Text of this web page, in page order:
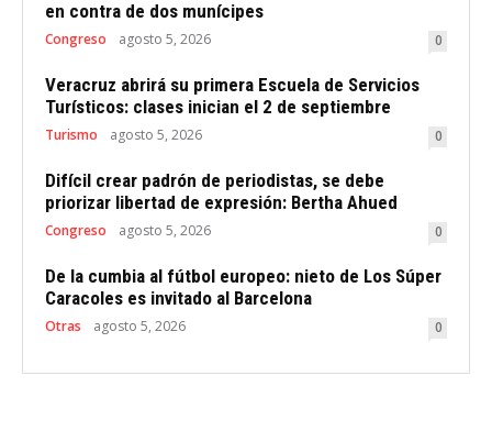
en contra de dos munícipes
Congreso agosto 5, 2026 0
Veracruz abrirá su primera Escuela de Servicios
Turísticos: clases inician el 2 de septiembre
Turismo agosto 5, 2026 0
Difícil crear padrón de periodistas, se debe
priorizar libertad de expresión: Bertha Ahued
Congreso agosto 5, 2026 0
De la cumbia al fútbol europeo: nieto de Los Súper
Caracoles es invitado al Barcelona
Otras agosto 5, 2026 0